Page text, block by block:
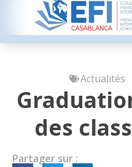
Actualités
des
Partager sur :